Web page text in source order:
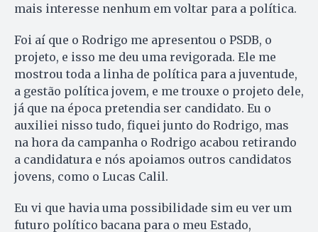
mais interesse nenhum em voltar para a política.
Foi aí que o Rodrigo me apresentou o PSDB, o
projeto, e isso me deu uma revigorada. Ele me
mostrou toda a linha de política para a juventude,
a gestão política jovem, e me trouxe o projeto dele,
já que na época pretendia ser candidato. Eu o
auxiliei nisso tudo, fiquei junto do Rodrigo, mas
na hora da campanha o Rodrigo acabou retirando
a candidatura e nós apoiamos outros candidatos
jovens, como o Lucas Calil.
Eu vi que havia uma possibilidade sim eu ver um
futuro político bacana para o meu Estado,